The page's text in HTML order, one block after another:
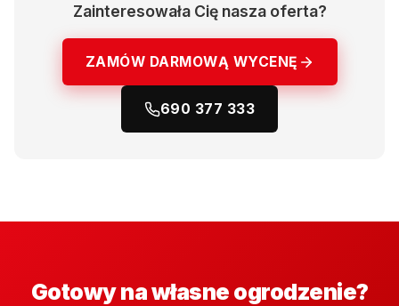
Zainteresowała Cię nasza oferta?
ZAMÓW DARMOWĄ WYCENĘ
690 377 333
Gotowy na własne ogrodzenie?